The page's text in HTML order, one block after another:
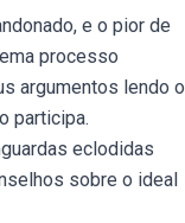
e o pior de
processo
argumentos lendo o
participa.
eclodidas
sobre o ideal